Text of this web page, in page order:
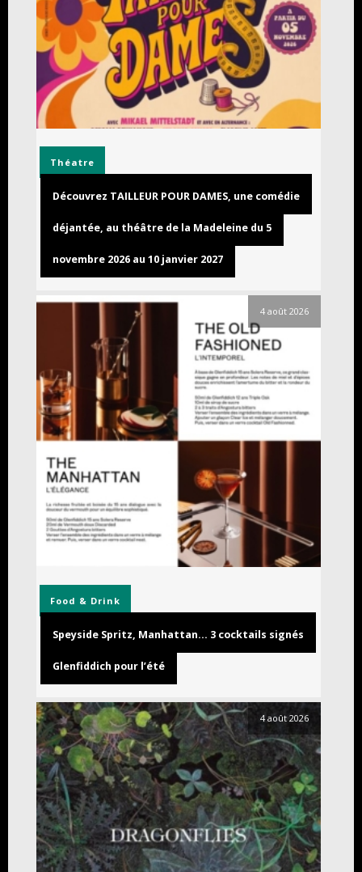
Théatre
Découvrez TAILLEUR POUR DAMES, une comédie
déjantée, au théâtre de la Madeleine du 5
novembre 2026 au 10 janvier 2027
4 août 2026
Food & Drink
Speyside Spritz, Manhattan… 3 cocktails signés
Glenfiddich pour l’été
4 août 2026